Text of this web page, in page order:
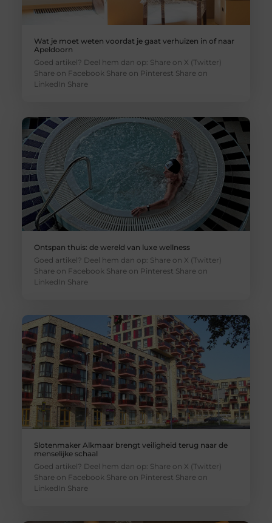
Wat je moet weten voordat je gaat verhuizen in of naar
Apeldoorn
Goed artikel? Deel hem dan op: Share on X (Twitter)
Share on Facebook Share on Pinterest Share on
LinkedIn Share
Ontspan thuis: de wereld van luxe wellness
Goed artikel? Deel hem dan op: Share on X (Twitter)
Share on Facebook Share on Pinterest Share on
LinkedIn Share
Slotenmaker Alkmaar brengt veiligheid terug naar de
menselijke schaal
Goed artikel? Deel hem dan op: Share on X (Twitter)
Share on Facebook Share on Pinterest Share on
LinkedIn Share